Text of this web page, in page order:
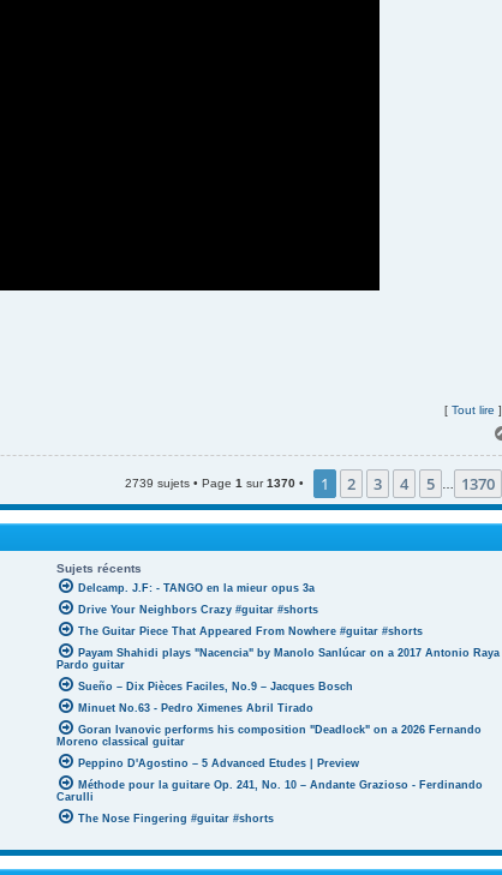
[ Tout lire ]
2739 sujets • Page 1 sur1370 • 1 2 3 4 5 1370
Sujets récents
Delcamp. J.F: - TANGO en la mieur opus 3a
Drive Your Neighbors Crazy #guitar #shorts
The Guitar Piece That Appeared From Nowhere #guitar #shorts
Payam Shahidi plays "Nacencia" by Manolo Sanlúcar on a 2017 Antonio Raya
Pardo guitar
Sueño – Dix Pièces Faciles, No.9 – Jacques Bosch
Minuet No.63 - Pedro Ximenes Abril Tirado
Goran Ivanovic performs his composition "Deadlock" on a 2026 Fernando
Moreno classical guitar
Peppino D'Agostino – 5 Advanced Etudes | Preview
Méthode pour la guitare Op. 241, No. 10 – Andante Grazioso - Ferdinando
Carulli
The Nose Fingering #guitar #shorts